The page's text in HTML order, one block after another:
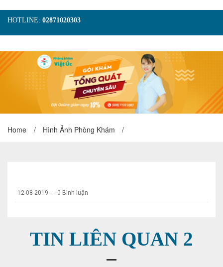
HOTLINE: 02871020303
TRANG CHỦ
GIỚI THIỆU
TIN TỨC
DỊCH VỤ
GÓI KHÁM
HÌNH ẢNH
LIÊN HỆ
ĐẶT LỊCH KHÁM
Home / Hình Ảnh Phòng Khám /
12-08-2019 - 0 Bình luận
TIN LIÊN QUAN 2